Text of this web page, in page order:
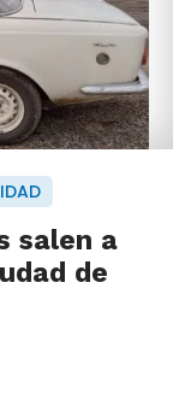
salen a
de